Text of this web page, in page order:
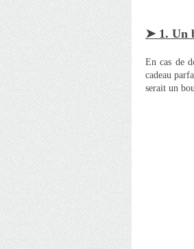
➤ 1. Un
En cas de
cadeau
serait un